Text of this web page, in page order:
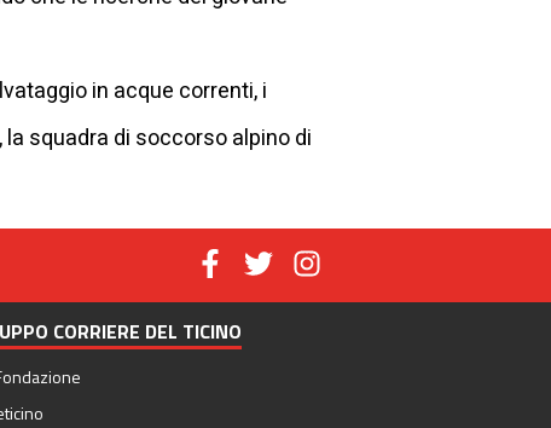
in acque correnti, i
squadra di soccorso alpino di
CORRIERE DEL TICINO